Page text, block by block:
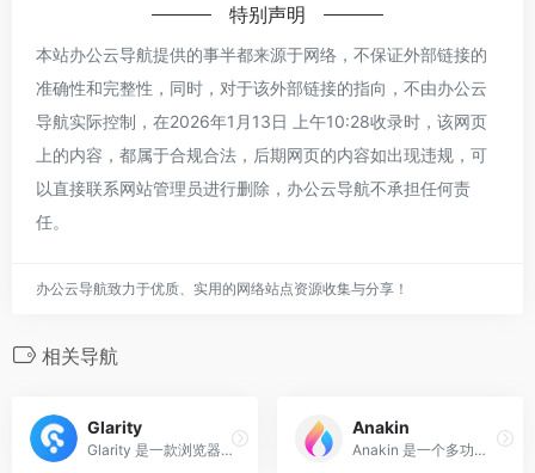
特别声明
本站办公云导航提供的事半都来源于网络，不保证外部链接的
准确性和完整性，同时，对于该外部链接的指向，不由办公云
导航实际控制，在2026年1月13日 上午10:28收录时，该网页
上的内容，都属于合规合法，后期网页的内容如出现违规，可
以直接联系网站管理员进行删除，办公云导航不承担任何责
任。
办公云导航致力于优质、实用的网络站点资源收集与分享！
相关导航
Glarity
Glarity 是一款浏览器插件，旨在通过 AI 技术高效处理和理解网页、视频内容。
Anakin
Anakin 是一个多功能的 AI 应用平台，旨在将人工智能技术转化为实际生产工具，以提升个人和团队的工作效率和创造力。